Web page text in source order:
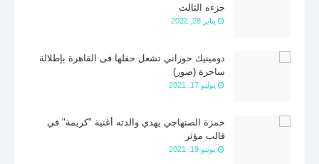
جزءه الثالث
يناير 28, 2022
دومينيك حوراني تشعل حفلها فى القاهرة بإطلالة
ساحرة (صور)
يوليو 17, 2021
حمزة الصنهاجي يهدي والدته أغنية "كريمة" في
قالب مؤثر
يونيو 19, 2021